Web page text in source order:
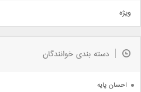
دمو
مذهبی
جدیدترین ها
ویژه
دسته بندی خوانندگان
احسان پایه